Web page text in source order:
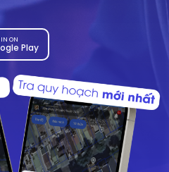
ON
Play